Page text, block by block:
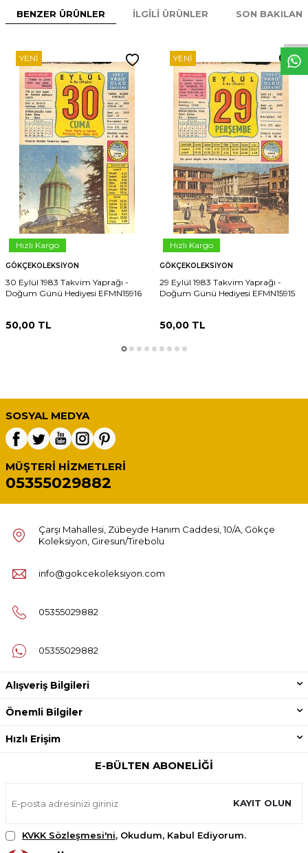
W
h
t
s
p
p
D
e
s
e
H
a
t
t
BENZER ÜRÜNLER İLGILI ÜRÜNLER SON
YENI
Hızlı Kargo
GÖKÇEKOLEKSIYON
30 Eylül 1983 Takvim Yaprağı -
Doğum Günü Hediyesi EFMN15916
50,00 TL
YENI
Hızlı Kargo
GÖKÇEKOLEKSIYON
29 Eylül 1983 Takvim Yaprağı -
Doğum Günü Hediyesi EFMN15915
50,00TL
SOSYAL MEDYA
MÜŞTERI HIZMETLERI
05355029882
Çarşı Mahallesi, Zübeyde Hanım Caddesi, 10/A, Gökçe
Koleksiyon, Giresun/Tirebolu
info@gokcekoleksiyon.com
05355029882
05355029882
Alışveriş Bilgileri
Önemli Bilgiler
Hızlı Erişim
E-BÜLTEN ABONELIĞI
KAYIT OLUN
KVKK Sözleşmesi'ni, Okudum, Kabul Ediyorum.